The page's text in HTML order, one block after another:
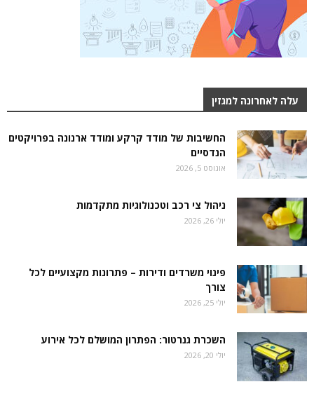
עלה לאחרונה למגזין
החשיבות של מודד קרקע ומודד ארנונה בפרויקטים
הנדסיים
אוגוסט 5, 2026
ניהול צי רכב וטכנולוגיות מתקדמות
יולי 26, 2026
פינוי משרדים ודירות – פתרונות מקצועיים לכל
צורך
יולי 25, 2026
השכרת גנרטור: הפתרון המושלם לכל אירוע
יולי 20, 2026